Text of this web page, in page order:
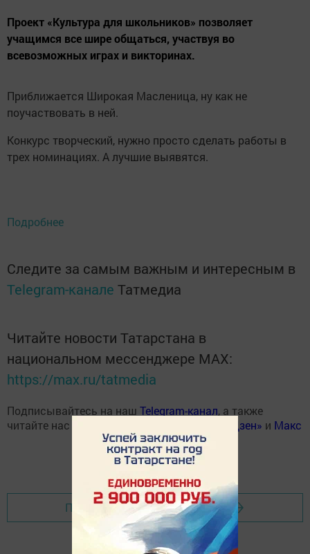
Проект «Культура для школьников» позволяет
учащимся все шире общаться, участвуя во
всевозможных играх и викторинах.
Приближается Широкая Масленица, ну как не
поучаствовать в ней.
Конкурс творческий, нужно просто сделать работы в
трех номинациях. А лучшие выявятся.
Подробнее
Следите за самым важным и интересным в
Telegram-канале Татмедиа
Читайте новости Татарстана в
национальном мессенджере MАХ:
https://max.ru/tatmedia
Подписывайтесь на наш Telegram-канал, а также
читайте нас
«Дзен» и Макс
Перейти на страницу новости